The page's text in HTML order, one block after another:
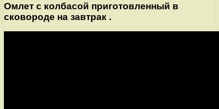
Омлет с колбасой приготовленный в
сковороде на завтрак .